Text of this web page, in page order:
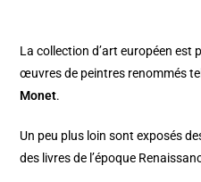
La collection d’art européen est
œuvres de peintres renommés
Monet.
Un peu plus loin sont exposés
des livres de l’époque